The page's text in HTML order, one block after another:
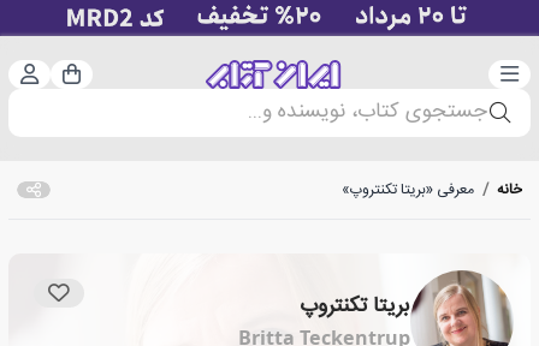
دسته‌بندی سبد
جستجوی کتاب، نویسنده و...
خانه / معرفی «بریتا تکنتروپ»
بریتا تکنتروپ
Britta Teckentrup